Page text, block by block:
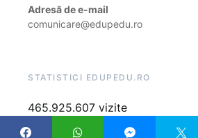
Adresă de e-mail
comunicare@edupedu.ro
STATISTICI EDUPEDU.RO
465.925.607 vizite